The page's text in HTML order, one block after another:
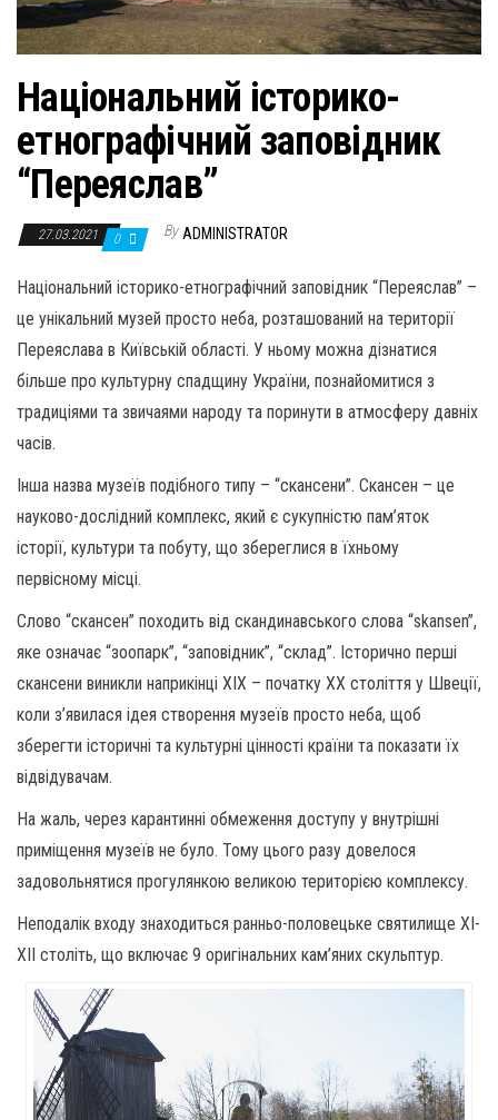
Національний історико-
етнографічний заповідник
“Переяслав”
27.03.2021 0 By ADMINISTRATOR
Національний історико-етнографічний заповідник “Переяслав” –
це унікальний музей просто неба, розташований на території
Переяслава в Київській області. У ньому можна дізнатися
більше про культурну спадщину України, познайомитися з
традиціями та звичаями народу та поринути в атмосферу давніх
часів.
Інша назва музеїв подібного типу – “скансени”. Скансен – це
науково-дослідний комплекс, який є сукупністю пам’яток
історії, культури та побуту, що збереглися в їхньому
первісному місці.
Слово “скансен” походить від скандинавського слова “skansen”,
яке означає “зоопарк”, “заповідник”, “склад”. Історично перші
скансени виникли наприкінці XIX – початку XX століття у Швеції,
коли з’явилася ідея створення музеїв просто неба, щоб
зберегти історичні та культурні цінності країни та показати їх
відвідувачам.
На жаль, через карантинні обмеження доступу у внутрішні
приміщення музеїв не було. Тому цього разу довелося
задовольнятися прогулянкою великою територією комплексу.
Неподалік входу знаходиться ранньо-половецьке святилище XI-
XII століть, що включає 9 оригінальних кам’яних скульптур.